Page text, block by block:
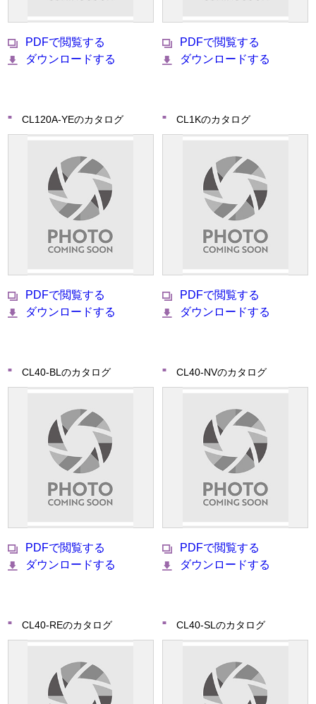
PDFで閲覧する
ダウンロードする
PDFで閲覧する
ダウンロードする
CL120A-YEのカタログ
PDFで閲覧する
ダウンロードする
CL1Kのカタログ
PDFで閲覧する
ダウンロードする
CL40-BLのカタログ
PDFで閲覧する
ダウンロードする
CL40-NVのカタログ
PDFで閲覧する
ダウンロードする
CL40-REのカタログ CL40-SLのカタログ